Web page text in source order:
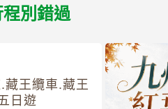
別錯過
王纜車.藏王
日遊